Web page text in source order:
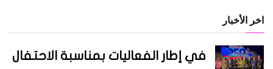
اخر الأخبار
في إطار الفعاليات بمناسبة الاحتفال